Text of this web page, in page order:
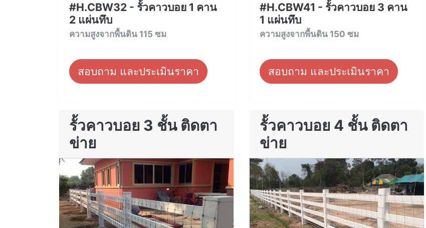
#H.CBW32 - รั้วคาวบอย 1 คาน
2 แผ่นทึบ
ความสูงจากพื้นดิน 115 ซม
สอบถาม และประเมินราคา
#H.CBW41 - รั้วคาวบอย 3 คาน
1 แผ่นทึบ
ความสูงจากพื้นดิน 150 ซม
สอบถาม และประเมินราคา
รั้วคาวบอย 3 ชั้น ติดตา
ข่าย
รั้วคาวบอย 4 ชั้น ติดตา
ข่าย